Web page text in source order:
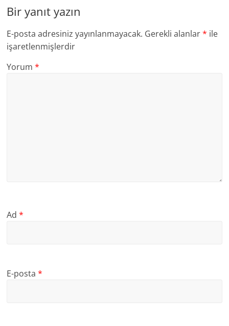
Bir yanıt yazın
E-posta adresiniz yayınlanmayacak. Gerekli alanlar* ile
işaretlenmişlerdir
Yorum*
Ad*
E-posta*